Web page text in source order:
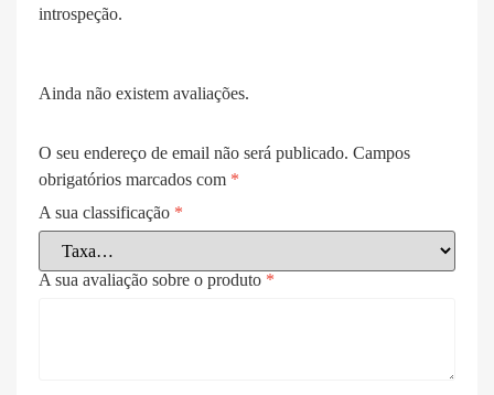
introspeção.
Ainda não existem avaliações.
O seu endereço de email não será publicado. Campos
obrigatórios marcados com *
A sua classificação *
A sua avaliação sobre o produto *